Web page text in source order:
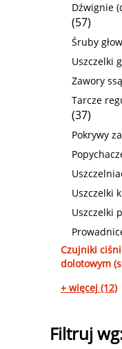
Dźwignie
(57)
Śruby
Uszczelki
Zawory
Tarcze
(37)
Pokrywy
Uszczelki
Uszczelki
Czujniki
dolotowym
+ więcej (12)
Filtruj